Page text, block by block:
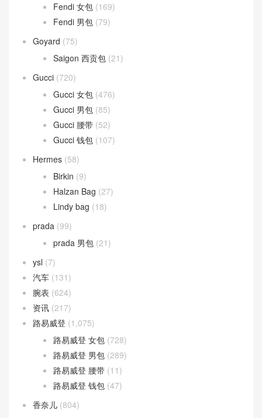
Fendi 女包 (169)
Fendi 男包 (79)
Goyard (75)
Saigon 西贡包 (21)
Gucci (720)
Gucci 女包 (476)
Gucci 男包 (85)
Gucci 腰带 (52)
Gucci 钱包 (107)
Hermes (58)
Birkin (9)
Halzan Bag (27)
Lindy bag (18)
prada (99)
prada 男包 (21)
ysl (7)
汽车 (131)
腕表 (624)
资讯 (217)
路易威登 (1,075)
路易威登 女包 (728)
路易威登 男包 (289)
路易威登 腰带 (11)
路易威登 钱包 (47)
香奈儿 (804)